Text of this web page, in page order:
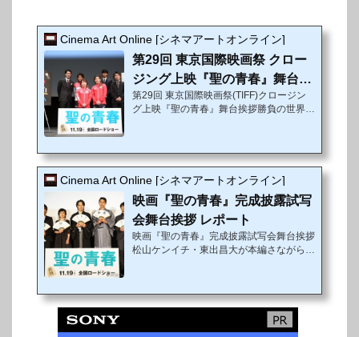
Cinema Art Online [シネマアートオンライン]
第29回 東京国際映画祭 クロー
ジング上映『聖の青春』舞台挨
拶 レポート
第29回 東京国際映画祭(TIFF)クロージン
グ上映『聖の青春』舞台挨拶勝負の世界で
チ・東出昌大と勝負の世界の魅力を語る!!
11月2日（水）、第29回東京国際映画祭
（TIFF）の公式クロージング作品として映
画『聖の青春』上映イベントを開催し、舞
台挨拶に主演の松山ケンイチ、共演の東出
昌大、森義隆監督が登壇した。またスペシ
ャルゲストとして、国民栄誉賞にも輝いた
Cinema Art Online [シネマアートオンライン]
映画『聖の青春』完成披露試写
会舞台挨拶 レポート
映画『聖の青春』完成披露試写会舞台挨拶
松山ケンイチ・東出昌大が本編さながら袴
なった実在の棋士・村山聖の一生を描いた
話題の映画『聖の青春』。松山・東出ら俳
優陣による渾身の役作りだけでなく、第2